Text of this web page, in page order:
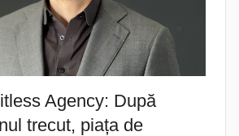
Agency: După
trecut, piața de